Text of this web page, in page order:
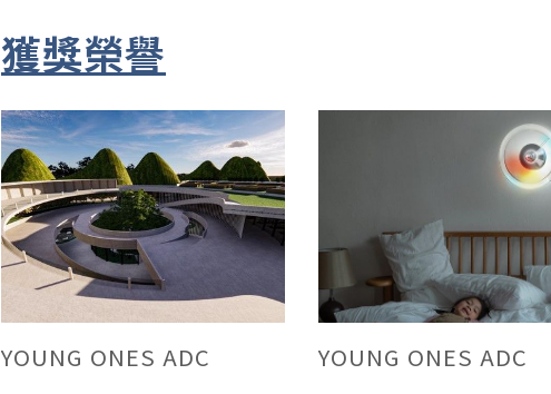
獲獎榮譽
YOUNG ONES ADC YOUNG ONES ADC